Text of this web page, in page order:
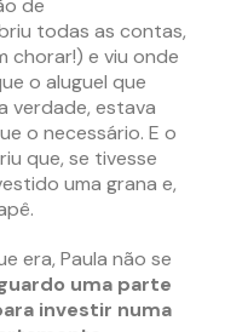
de
todas as contas,
chorar!) e viu onde
o aluguel que
verdade, estava
o necessário. E o
que, se tivesse
uma grana e,
era, Paula não se
uma parte
investir numa